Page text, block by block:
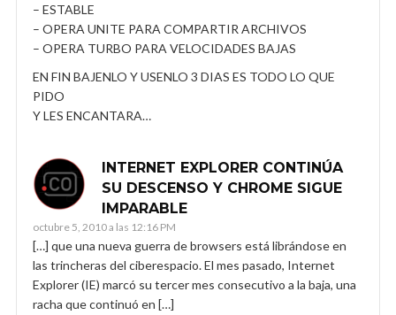
– ESTABLE
– OPERA UNITE PARA COMPARTIR ARCHIVOS
– OPERA TURBO PARA VELOCIDADES BAJAS
EN FIN BAJENLO Y USENLO 3 DIAS ES TODO LO QUE
PIDO
Y LES ENCANTARA…
INTERNET EXPLORER CONTINÚA
SU DESCENSO Y CHROME SIGUE
IMPARABLE
octubre 5, 2010 a las 12:16 PM
[…] que una nueva guerra de browsers está librándose en
las trincheras del ciberespacio. El mes pasado, Internet
Explorer (IE) marcó su tercer mes consecutivo a la baja, una
racha que continuó en […]